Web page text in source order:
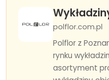
polflor.com.pl
Polflor z
rynku
asortyment